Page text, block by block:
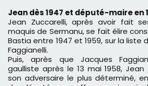
Jean dès 1947 et député-maire en
Jean Zuccarelli, après avoir fait
maquis de Sermanu, se fait élire
Bastia entre 1947 et 1959, sur la liste
Faggianelli.
Puis, après que Jacques
gaulliste après le 13 mai 1958, Jean
son adversaire le plus déterminé,